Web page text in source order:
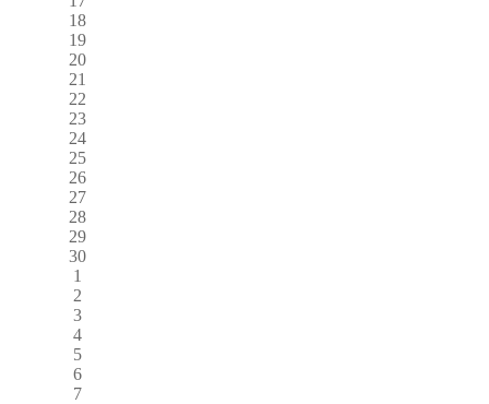
18
19
20
21
22
23
24
25
26
27
28
29
30
1
2
3
4
5
6
7